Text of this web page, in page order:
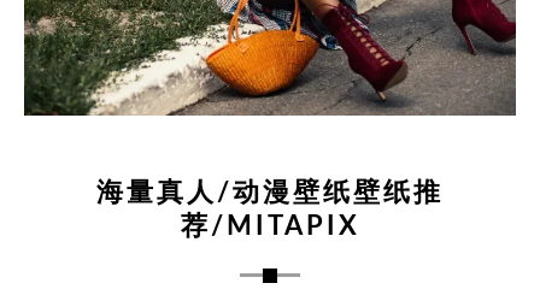
海量真人/动漫壁纸壁纸推
荐/MITAPIX